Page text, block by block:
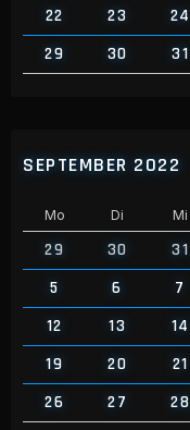
22
23 24
29
30 31
SEPTEMBER 2022
Mo Di Mi
29 30 31
5
6 7
12
13 14
19
20 21
26
27 28